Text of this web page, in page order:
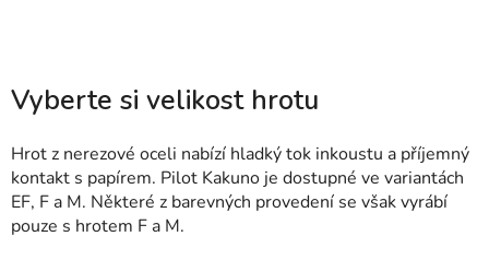
Vyberte si velikost hrotu
Hrot z nerezové oceli nabízí hladký tok inkoustu a příjemný
kontakt s papírem. Pilot Kakuno je dostupné ve variantách
EF, F a M. Některé z barevných provedení se však vyrábí
pouze s hrotem F a M.